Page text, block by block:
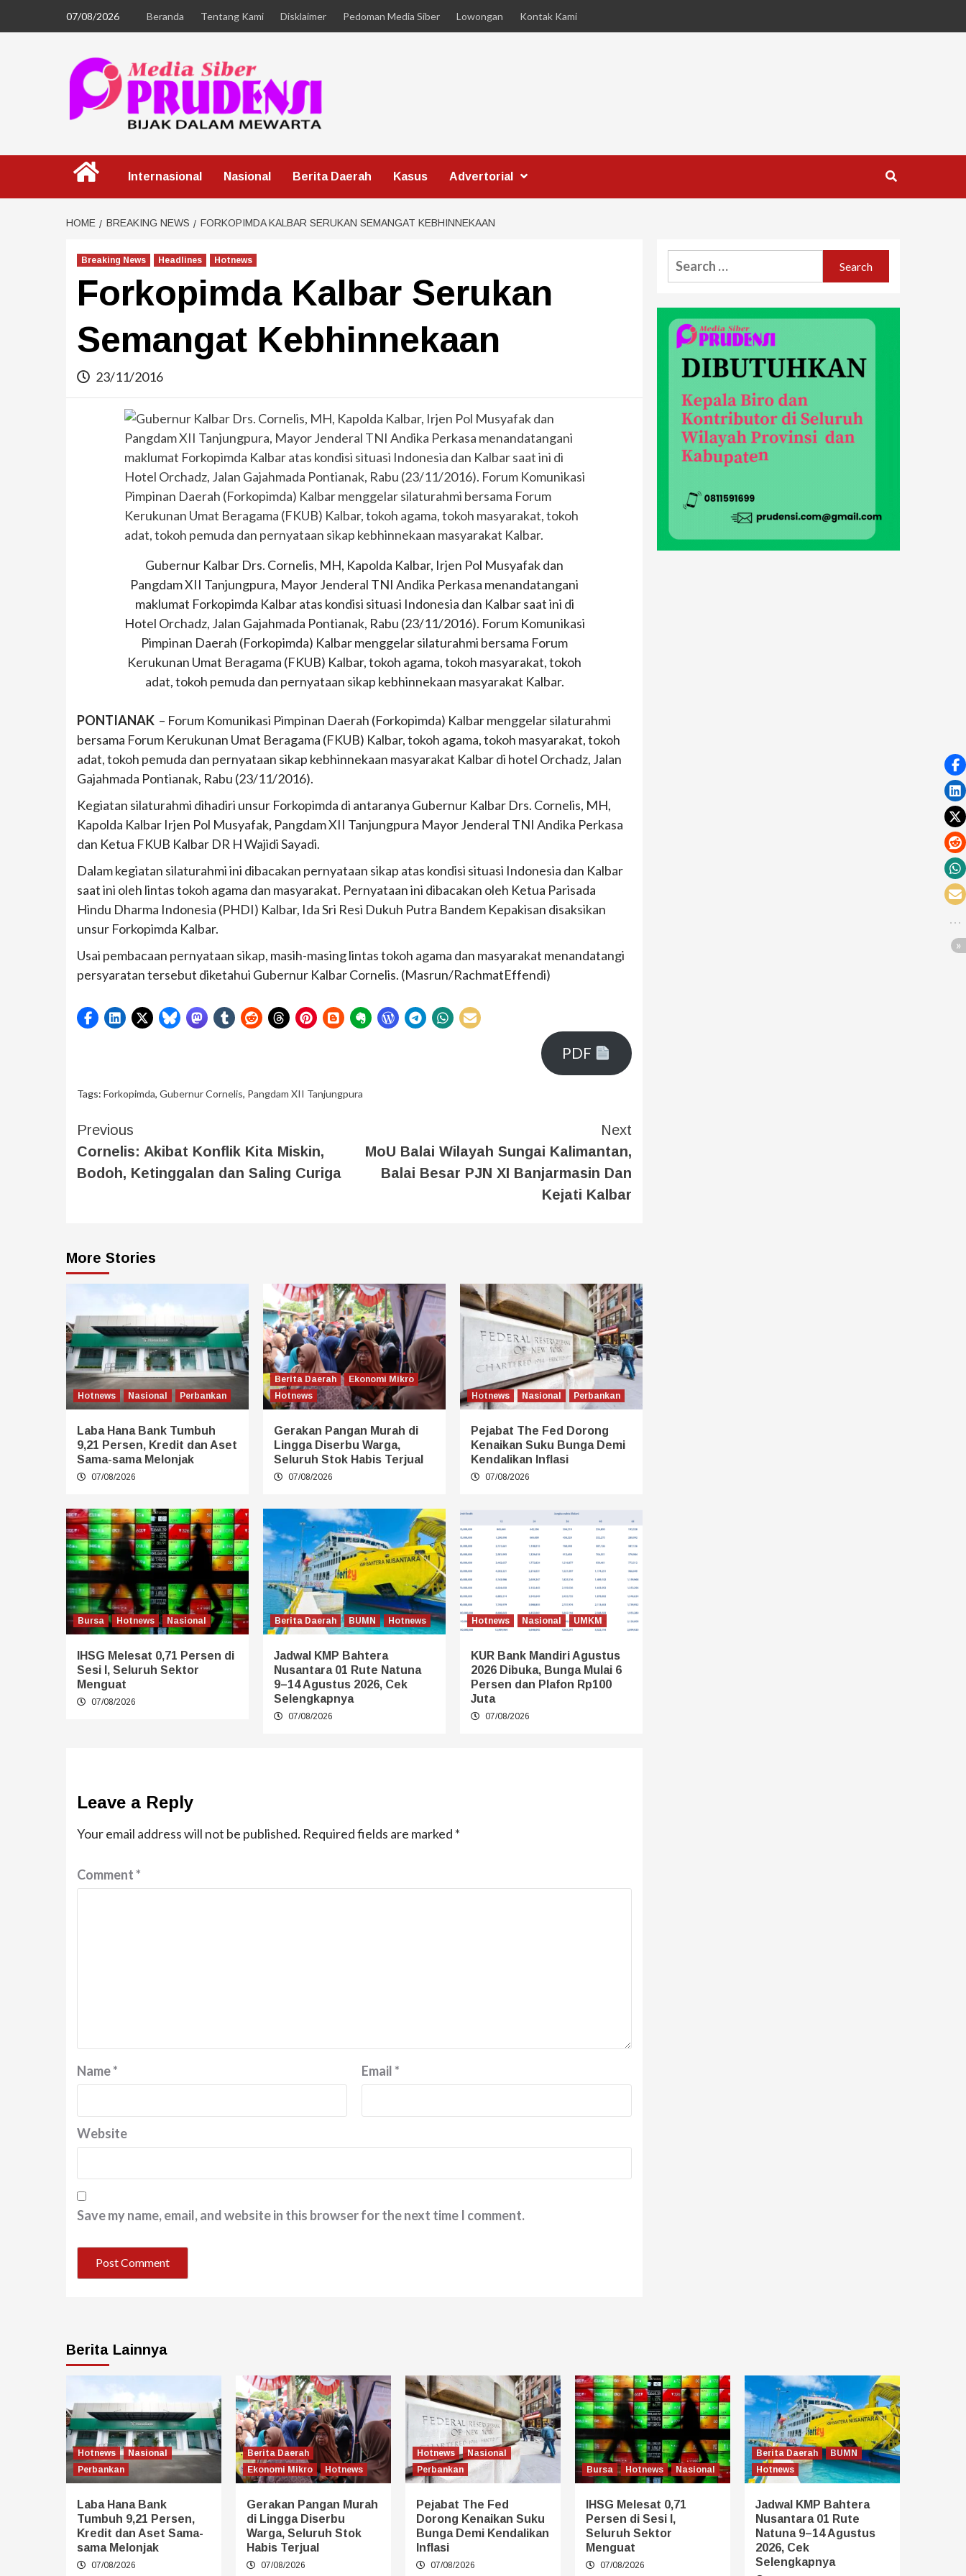
07/08/2026 Beranda Tentang Kami Disklaimer Pedoman Media Siber Lowongan Kontak Kami
Internasional Nasional Berita Daerah Kasus Advertorial
HOME BREAKING NEWS FORKOPIMDA KALBAR SERUKAN SEMANGAT KEBHINNEKAAN
Breaking News Headlines Hotnews
Forkopimda Kalbar Serukan
Semangat Kebhinnekaan
23/11/2016
Gubernur Kalbar Drs. Cornelis, MH, Kapolda Kalbar, Irjen Pol Musyafak dan
Pangdam XII Tanjungpura, Mayor Jenderal TNI Andika Perkasa menandatangani
maklumat Forkopimda Kalbar atas kondisi situasi Indonesia dan Kalbar saat ini di
Hotel Orchadz, Jalan Gajahmada Pontianak, Rabu (23/11/2016). Forum Komunikasi
Pimpinan Daerah (Forkopimda) Kalbar menggelar silaturahmi bersama Forum
Kerukunan Umat Beragama (FKUB) Kalbar, tokoh agama, tokoh masyarakat, tokoh
adat, tokoh pemuda dan pernyataan sikap kebhinnekaan masyarakat Kalbar.
PONTIANAK – Forum Komunikasi Pimpinan Daerah (Forkopimda) Kalbar menggelar silaturahmi
bersama Forum Kerukunan Umat Beragama (FKUB) Kalbar, tokoh agama, tokoh masyarakat, tokoh
adat, tokoh pemuda dan pernyataan sikap kebhinnekaan masyarakat Kalbar di hotel Orchadz, Jalan
Gajahmada Pontianak, Rabu (23/11/2016).
Kegiatan silaturahmi dihadiri unsur Forkopimda di antaranya Gubernur Kalbar Drs. Cornelis, MH,
Kapolda Kalbar Irjen Pol Musyafak, Pangdam XII Tanjungpura Mayor Jenderal TNI Andika Perkasa
dan Ketua FKUB Kalbar DR H Wajidi Sayadi.
Dalam kegiatan silaturahmi ini dibacakan pernyataan sikap atas kondisi situasi Indonesia dan Kalbar
saat ini oleh lintas tokoh agama dan masyarakat. Pernyataan ini dibacakan oleh Ketua Parisada
Hindu Dharma Indonesia (PHDI) Kalbar, Ida Sri Resi Dukuh Putra Bandem Kepakisan disaksikan
unsur Forkopimda Kalbar.
Usai pembacaan pernyataan sikap, masih-masing lintas tokoh agama dan masyarakat menandatangi
persyaratan tersebut diketahui Gubernur Kalbar Cornelis. (Masrun/RachmatEffendi)
PDF
Tags: Forkopimda, Gubernur Cornelis, Pangdam XII Tanjungpura
Previous
Cornelis: Akibat Konflik Kita Miskin,
Bodoh, Ketinggalan dan Saling Curiga
Next
MoU Balai Wilayah Sungai Kalimantan,
Balai Besar PJN XI Banjarmasin Dan
Kejati Kalbar
More Stories
Hotnews Nasional Perbankan
Laba Hana Bank Tumbuh
9,21 Persen, Kredit dan Aset
Sama-sama Melonjak
07/08/2026
Berita Daerah
Ekonomi Mikro
Hotnews
Gerakan Pangan Murah di
Lingga Diserbu Warga,
Seluruh Stok Habis Terjual
07/08/2026
Hotnews Nasional Perbankan
Pejabat The Fed Dorong
Kenaikan Suku Bunga Demi
Kendalikan Inflasi
07/08/2026
Bursa Hotnews Nasional
IHSG Melesat 0,71 Persen di
Sesi I, Seluruh Sektor
Menguat
07/08/2026
Berita Daerah BUMN Hotnews
Jadwal KMP Bahtera
Nusantara 01 Rute Natuna
9–14 Agustus 2026, Cek
Selengkapnya
07/08/2026
Hotnews Nasional UMKM
KUR Bank Mandiri Agustus
2026 Dibuka, Bunga Mulai 6
Persen dan Plafon Rp100
Juta
07/08/2026
Leave a Reply
Your email address will not be published. Required fields are marked *
Comment*
Name* Email*
Website
Save my name, email, and website in this browser for the next time I comment.
Berita Lainnya
Hotnews
Nasional
Perbankan
Laba Hana Bank
Tumbuh 9,21 Persen,
Kredit dan Aset Sama-
sama Melonjak
07/08/2026
Berita Daerah
Ekonomi Mikro
Hotnews
Gerakan Pangan Murah
di Lingga Diserbu
Warga, Seluruh Stok
Habis Terjual
07/08/2026
Hotnews
Nasional
Perbankan
Pejabat The Fed
Dorong Kenaikan Suku
Bunga Demi Kendalikan
Inflasi
07/08/2026
Bursa Hotnews Nasional
IHSG Melesat 0,71
Persen di Sesi I,
Seluruh Sektor
Menguat
07/08/2026
Berita Daerah
BUMN
Hotnews
Jadwal KMP Bahtera
Nusantara 01 Rute
Natuna 9–14 Agustus
2026, Cek
Selengkapnya